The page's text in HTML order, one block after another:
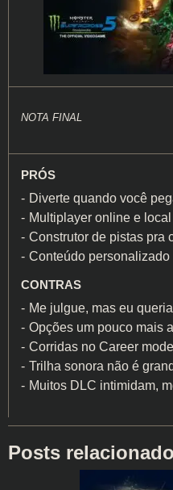
NOTA FINAL
PRÓS
Diverte quando você
Multiplayer online e
Construtor de pistas pra
Conteúdo personalizado
CONTRAS
Me julgue, mas eu
Opções um pouco mais
Corridas no Career
Trilha sonora não é
Muitos DLC intimidam,
Posts